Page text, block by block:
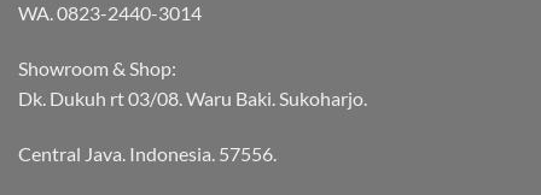
WA.0823-2440-3014
Showroom & Shop:
Dk. Dukuh rt 03/08. Waru Baki. Sukoharjo.
Central Java. Indonesia. 57556.